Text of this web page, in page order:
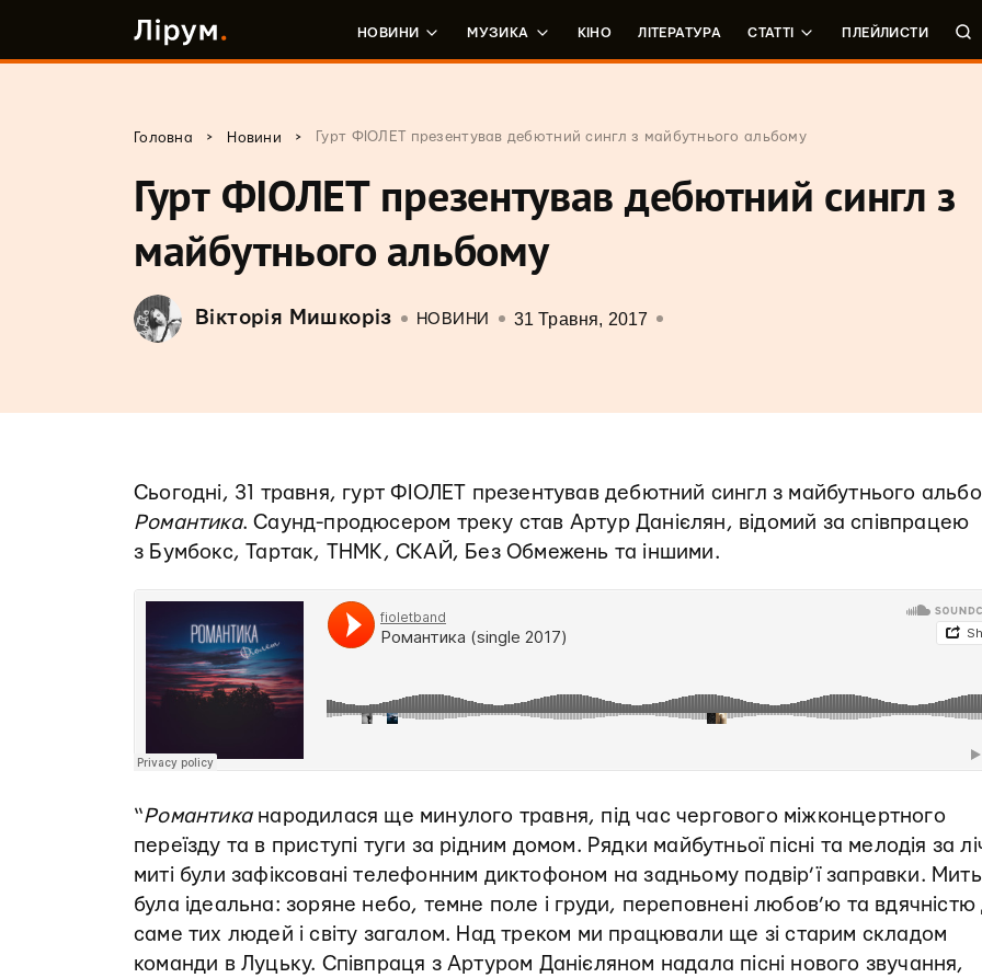
НОВИНИ МУЗИКА КІНО ЛІТЕРАТУРА СТАТТІ ПЛЕЙЛИСТИ
Головна > Новини > Гурт ФІОЛЕТ презентував дебютний сингл з майбутнього альбому
Гурт ФІОЛЕТ презентував дебютний сингл з
майбутнього альбому
Вікторія Мишкоріз НОВИНИ 31 Травня, 2017
Сьогодні, 31 травня, гурт ФІОЛЕТ презентував дебютний сингл з майбутнього
Романтика. Саунд-продюсером треку став Артур Данієлян, відомий за співпрацею
з Бумбокс, Тартак, ТНМК, СКАЙ, Без Обмежень та іншими.
“Романтиканародилася ще минулого травня, під час чергового міжконцертного
переїзду та в приступі туги за рідним домом. Рядки майбутньої пісні та мелодія за
миті були зафіксовані телефонним диктофоном на задньому подвір’ї заправки. Мить
була ідеальна: зоряне небо, темне поле і груди, переповнені любов’ю та вдячністю
саме тих людей і світу загалом. Над треком ми працювали ще зі старим складом
команди в Луцьку. Співпраця з Артуром Данієляном надала пісні нового звучання,